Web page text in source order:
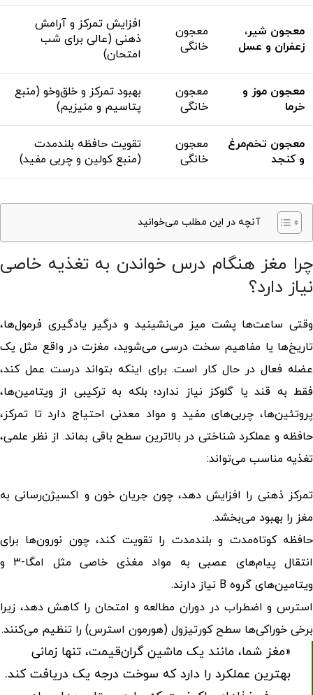
معجون شیر،
زعفران و عسل
معجون
خانگی
افزایش تمرکز و آرامش
ذهنی (عالی برای شب
امتحان)
معجون موز و
خرما
معجون
خانگی
بهبود تمرکز و خلق‌وخو (منبع
پتاسیم و منیزیم)
معجون تخم‌مرغ
و کنجد
معجون
خانگی
تقویت حافظه بلندمدت
(منبع کولین و چربی مفید)
آنچه در این مطلب می‌خوانید
چرا مغز هنگام درس خواندن به تغذیه خاصی
نیاز دارد؟
وقتی ساعت‌ها پشت میز می‌نشینید و درگیر یادگیری فرمول‌ها،
تاریخ‌ها یا مفاهیم سخت درسی می‌شوید، مغزت در واقع مثل یک
عضله فعال در حال کار است. برای اینکه بتواند درست عمل کند،
فقط به قند یا گلوکز نیاز ندارد؛ بلکه به ترکیبی از ویتامین‌ها،
پروتئین‌ها، چربی‌های مفید و مواد معدنی احتیاج دارد تا تمرکز،
حافظه و عملکرد شناختی در بالاترین سطح باقی بماند. از نظر علمی،
تغذیه مناسب می‌تواند:
تمرکز ذهنی را افزایش دهد، چون جریان خون و اکسیژن‌رسانی به
مغز را بهبود می‌بخشد.
حافظه کوتاه‌مدت و بلندمدت را تقویت کند، چون نورون‌ها برای
انتقال پیام‌های عصبی به مواد مغذی خاصی مثل امگا-۳ و
ویتامین‌های گروه B نیاز دارند.
استرس و اضطراب در دوران مطالعه و امتحان را کاهش دهد، زیرا
برخی خوراکی‌ها سطح کورتیزول (هورمون استرس) را تنظیم می‌کنند.
«مغز شما، مانند یک ماشین گران‌قیمت، تنها زمانی
بهترین عملکرد را دارد که سوخت درجه یک دریافت کند.